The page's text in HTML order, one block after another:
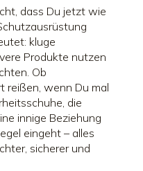
dass Du jetzt wie
kluge
Produkte nutzen
Ob
reißen, wenn Du mal
die
innige Beziehung
eingeht – alles
sicherer und